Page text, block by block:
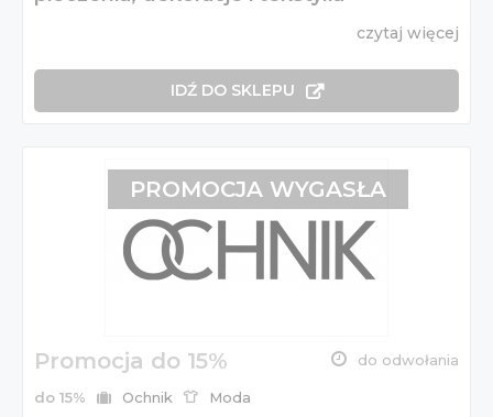
czytaj więcej
IDŹ DO SKLEPU
Promocja do 15% do odwołania
do 15% Ochnik Moda
PROMOCJA WYGASŁA